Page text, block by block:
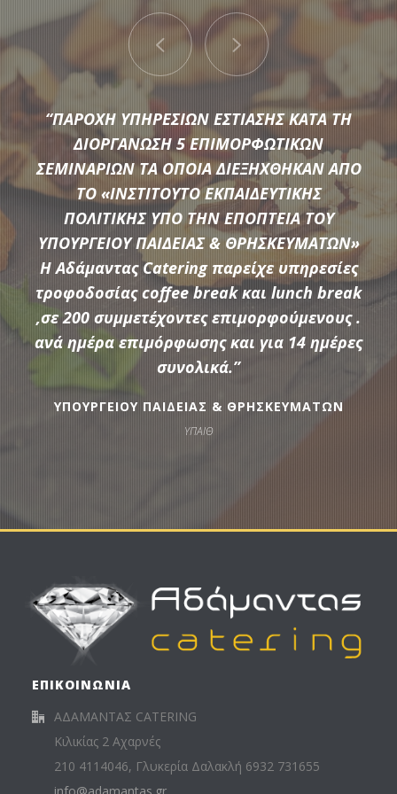
Μια μεγάλη ποικιλία από τις πιο σύγχρονες προτάσεις της
αγοράς συνθέτουν τον εξοπλισμό που διαθέτει η
Αδάμαντας Catering για να υποστηρίξουμε τις ξεχωριστές
ανάγκες κάθε εκδήλωσης.
ΠΕΡΙΣΣΟΤΕΡΑ
“ΠΑΡΟΧΗ ΥΠΗΡΕΣΙΩΝ ΕΣΤΙΑΣΗΣ ΚΑΤΑ ΤΗ
ΔΙΟΡΓΑΝΩΣΗ 5 ΕΠΙΜΟΡΦΩΤΙΚΩΝ
ΣΕΜΙΝΑΡΙΩΝ ΤΑ ΟΠΟΙΑ ΔΙΕΞΗΧΘΗΚΑΝ ΑΠΟ
ΤΟ «ΙΝΣΤΙΤΟΥΤΟ ΕΚΠΑΙΔΕΥΤΙΚΗΣ
ΠΟΛΙΤΙΚΗΣ ΥΠΟ ΤΗΝ ΕΠΟΠΤΕΙΑ ΤΟΥ
ΥΠΟΥΡΓΕΙΟΥ ΠΑΙΔΕΙΑΣ & ΘΡΗΣΚΕΥΜΑΤΩΝ»
Η Αδάμαντας Catering παρείχε υπηρεσίες
τροφοδοσίας coffee break και lunch break
,σε 200 συμμετέχοντες επιμορφούμενους .
ανά ημέρα επιμόρφωσης και για 14 ημέρες
συνολικά.”
ΥΠΟΥΡΓΕΙΟΥ ΠΑΙΔΕΙΑΣ & ΘΡΗΣΚΕΥΜΑΤΩΝ
ΥΠΑΙΘ
ΕΠΙΚΟΙΝΩΝΙΑ
ΑΔΑΜΑΝΤΑΣ CATERING
Κιλικίας 2 Αχαρνές
210 4114046, Γλυκερία Δαλακλή 6932 731655